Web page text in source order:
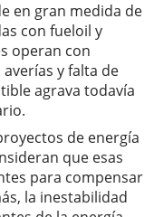
en gran medida de
con fueloil y
operan con
y falta de
agrava todavía
de energía
que esas
para compensar
la inestabilidad